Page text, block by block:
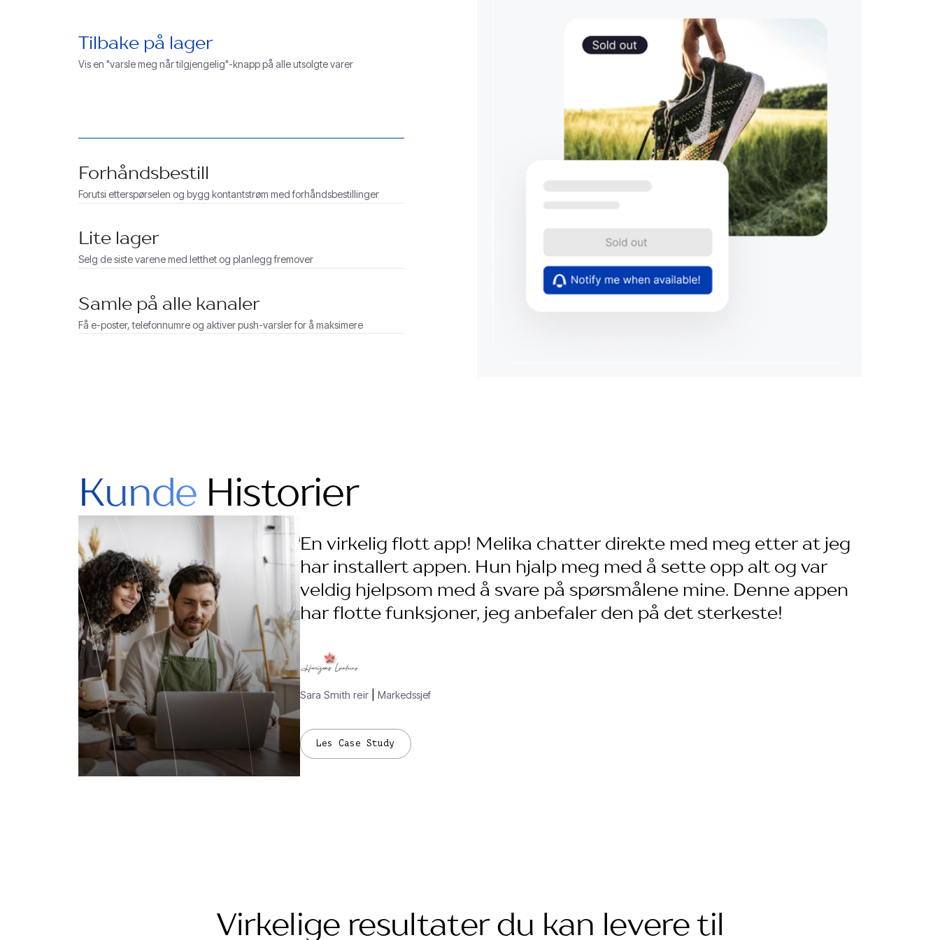
Tilbake på lager
Vis en "varsle meg når tilgjengelig"-knapp på alle utsolgte varer
Forhåndsbestill
Forutsi etterspørselen og bygg kontantstrøm med forhåndsbestillinger
Lite lager
Selg de siste varene med letthet og planlegg fremover
Samle på alle kanaler
Få e-poster, telefonnumre og aktiver push-varsler for å maksimere
Kunde Historier
En virkelig flott app! Melika chatter direkte med meg etter at jeg
har installert appen. Hun hjalp meg med å sette opp alt og var
veldig hjelpsom med å svare på spørsmålene mine. Denne appen
har flotte funksjoner, jeg anbefaler den på det sterkeste!
Sara Smith reir |Markedssjef
Les Case Study
Virkelige resultater du kan levere til